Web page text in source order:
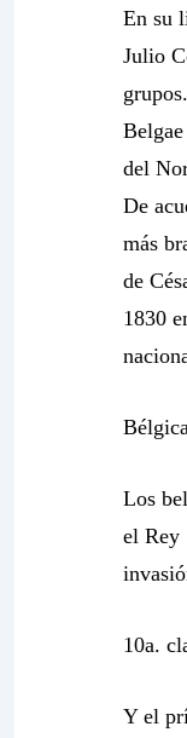
En su
Julio
del
De
más
de
1830
Los
el Rey
10a.
Y el